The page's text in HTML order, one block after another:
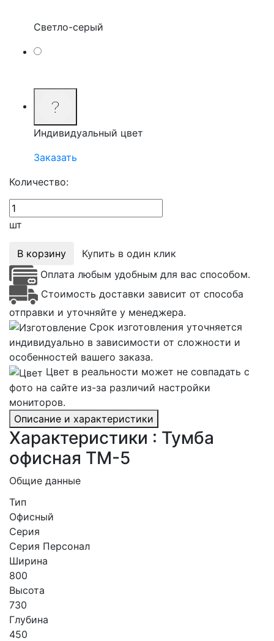
Светло-серый
Индивидуальный цвет
Заказать
Количество:
шт
В корзину
Купить в один клик
Оплата любым удобным для вас способом.
Стоимость доставки зависит от способа
отправки и уточняйте у менеджера.
Срок изготовления уточняется
индивидуально в зависимости от сложности и
особенностей вашего заказа.
Цвет в реальности может не совпадать с
фото на сайте из-за различий настройки
мониторов.
Описание и характеристики
Характеристики : Тумба
офисная ТМ-5
Общие данные
Тип
Офисный
Серия
Серия Персонал
Ширина
800
Высота
730
Глубина
450